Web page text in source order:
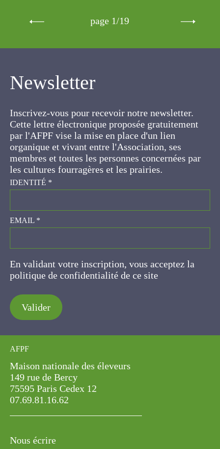
Newsletter
Cette lettre électronique proposée
gratuitement par l'AFPF vise la mise en place
d'un lien organique et vivant entre l'Association,
ses membres et toutes les personnes
concernées par les cultures fourragères et les
prairies.
IDENTITÉ*
EMAIL*
En validant votre inscription, vous acceptez la
politique de confidentialité de ce site
Valider
AFPF
Maison nationale des éleveurs
149 rue de Bercy
75595 Paris Cedex 12
07.69.81.16.62
Nous écrire